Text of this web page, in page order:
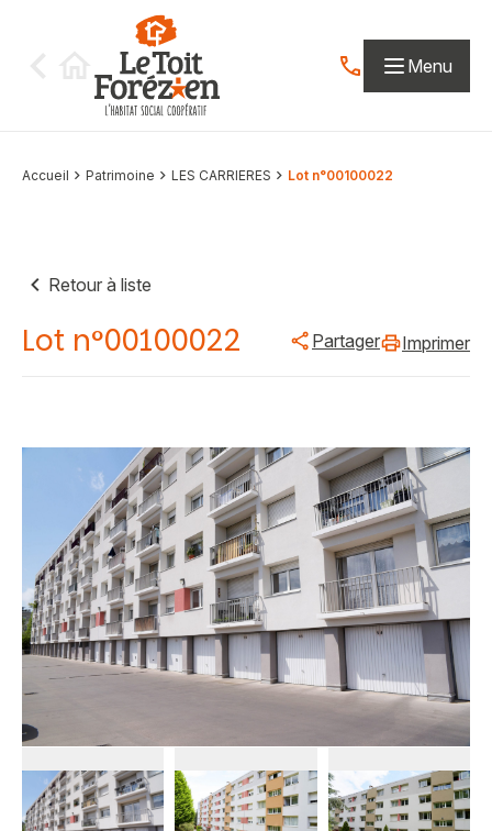
Contactez-nous
Menu
Accueil Patrimoine LES CARRIERES Lot n°00100022
Retour à liste
Lot n°00100022 Partager Imprimer